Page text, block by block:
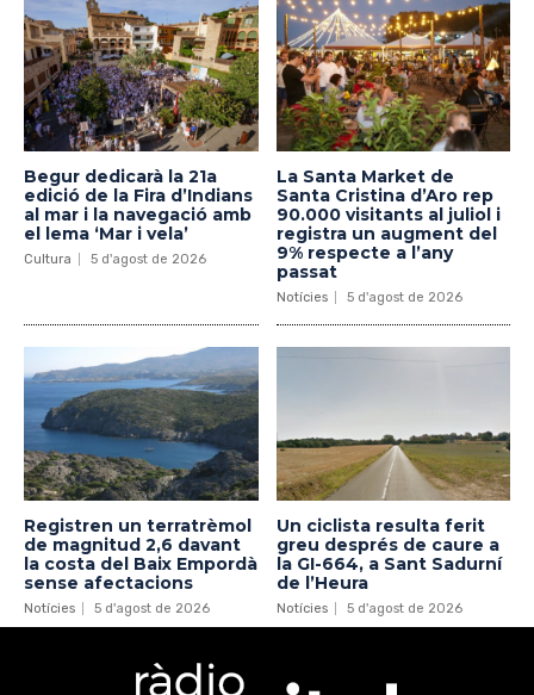
Begur dedicarà la 21a
edició de la Fira d’Indians
al mar i la navegació amb
el lema ‘Mar i vela’
Cultura 5 d'agost de 2026
La Santa Market de
Santa Cristina d’Aro rep
90.000 visitants al juliol i
registra un augment del
9% respecte a l’any
passat
Notícies 5 d'agost de 2026
Registren un terratrèmol
de magnitud 2,6 davant
la costa del Baix Empordà
sense afectacions
Notícies 5 d'agost de 2026
Un ciclista resulta ferit
greu després de caure a
la GI-664, a Sant Sadurní
de l’Heura
Notícies 5 d'agost de 2026